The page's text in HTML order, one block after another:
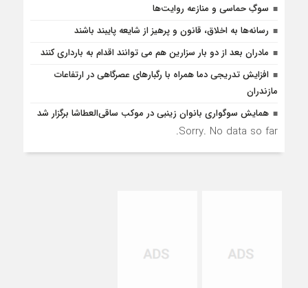
سوگِ حماسی و منازعه روایت‌ها
رسانه‌ها به اخلاق، قانون و پرهیز از شایعه پایبند باشند
مادران بعد از دو بار سزارین هم می توانند اقدام به بارداری کنند
افزایش تدریجی دما همراه با رگبارهای عصرگاهی در ارتفاعات
مازندران
همایش سوگواری بانوان زینبی در موکب ساقی‌‌العطاشا برگزار شد
Sorry. No data so far.